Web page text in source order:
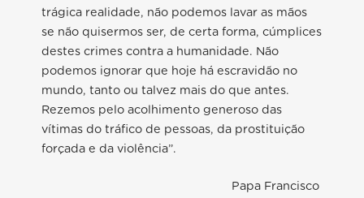
trágica realidade, não podemos lavar as mãos
se não quisermos ser, de certa forma, cúmplices
destes crimes contra a humanidade. Não
podemos ignorar que hoje há escravidão no
mundo, tanto ou talvez mais do que antes.
Rezemos pelo acolhimento generoso das
vítimas do tráfico de pessoas, da prostituição
forçada e da violência”.
Papa Francisco